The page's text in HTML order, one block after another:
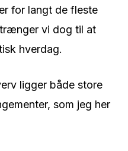
for langt de fleste
vi dog til at
hverdag.
ligger både store
som jeg her